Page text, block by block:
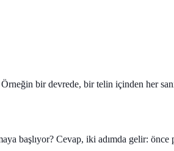
Örneğin bir devrede, bir telin içinden her
başlıyor? Cevap, iki adımda gelir: